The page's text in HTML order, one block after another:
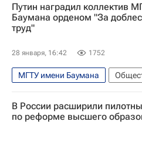
Путин наградил коллектив
Баумана орденом "За
труд"
28 января, 16:42 1752
МГТУ имени Баумана
Россия
Владимир Путин
В России расширили
по реформе высшего